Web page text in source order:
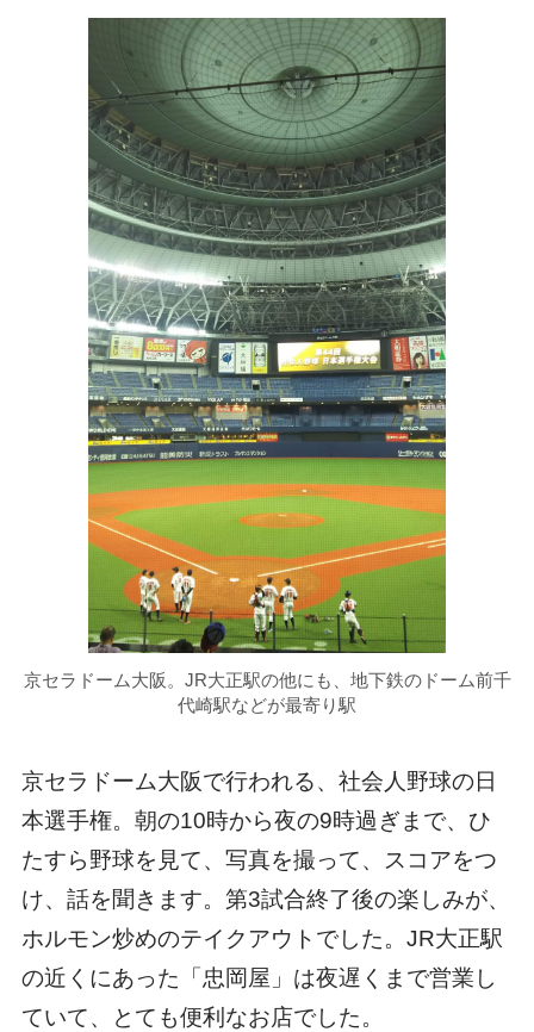
京セラドーム大阪。JR大正駅の他にも、地下鉄のドーム前千
代崎駅などが最寄り駅
京セラドーム大阪で行われる、社会人野球の日
本選手権。朝の10時から夜の9時過ぎまで、ひ
たすら野球を見て、写真を撮って、スコアをつ
け、話を聞きます。第3試合終了後の楽しみが、
ホルモン炒めのテイクアウトでした。JR大正駅
の近くにあった「忠岡屋」は夜遅くまで営業し
ていて、とても便利なお店でした。